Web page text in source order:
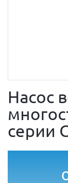
Насос
серии